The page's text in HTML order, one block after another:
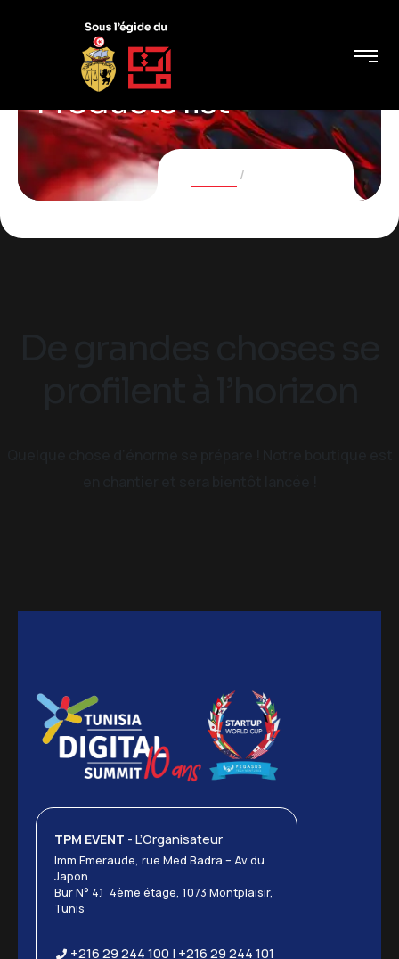
Products list
TPM EVENT - L’Organisateur
Imm Emeraude, rue Med Badra – Av du
Japon
Bur N° 4.1 4ème étage, 1073 Montplaisir,
Tunis
+216 29 244 100 | +216 29 244 101